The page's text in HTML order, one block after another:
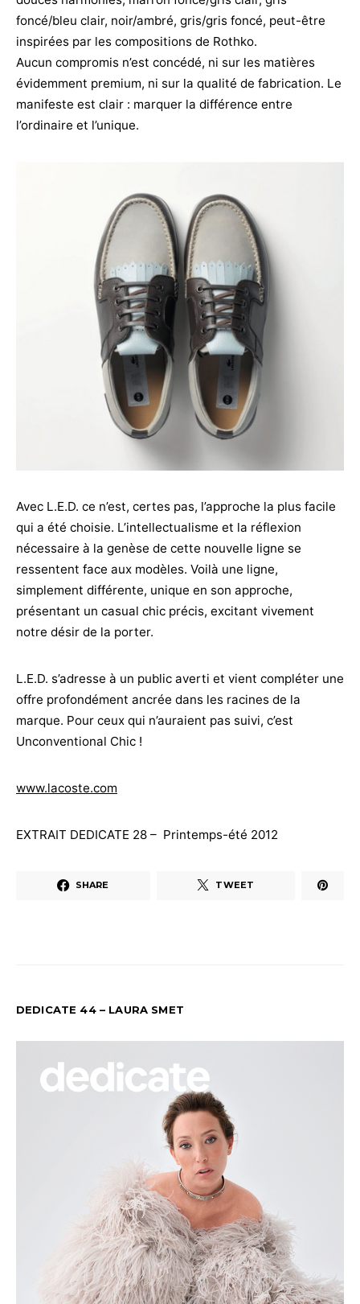
foncé/bleu clair, noir/ambré, gris/gris foncé, peut-être
inspirées par les compositions de Rothko.
Aucun compromis n’est concédé, ni sur les matières
évidemment premium, ni sur la qualité de fabrication. Le
manifeste est clair : marquer la différence entre
l’ordinaire et l’unique.
Avec L.E.D. ce n’est, certes pas, l’approche la plus facile
qui a été choisie. L’intellectualisme et la réflexion
nécessaire à la genèse de cette nouvelle ligne se
ressentent face aux modèles. Voilà une ligne,
simplement différente, unique en son approche,
présentant un casual chic précis, excitant vivement
notre désir de la porter.
L.E.D. s’adresse à un public averti et vient compléter une
offre profondément ancrée dans les racines de la
marque. Pour ceux qui n’auraient pas suivi, c’est
Unconventional Chic !
www.lacoste.com
EXTRAIT DEDICATE 28 – Printemps-été 2012
SHARE TWEET
DEDICATE 44 – LAURA SMET